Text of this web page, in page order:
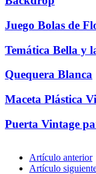
Juego Bolas de
Temática Bella y
Quequera Blanca
Maceta Plástica
Puerta Vintage
Artículo anterior
Artículo